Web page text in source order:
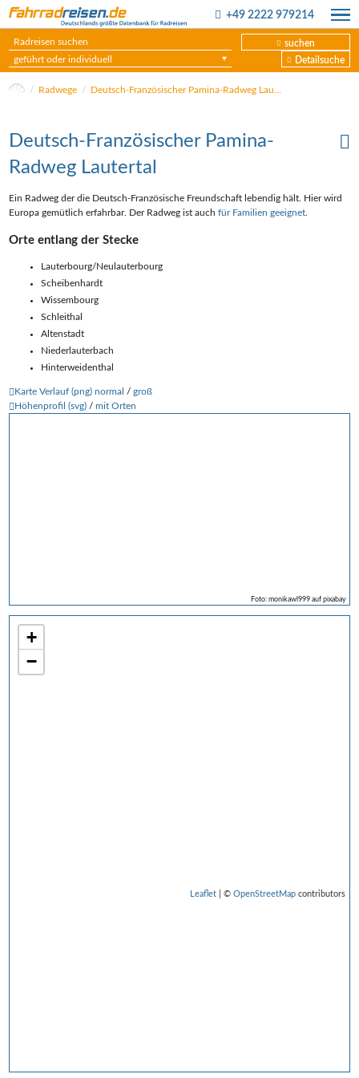
+49 2222 979214
suchen
geführt oder individuell
Detailsuche
Radwege Deutsch-Französischer Pamina-Radweg Lautertal
Foto: monikawl999 auf pixabay
+
−
Leaflet| © OpenStreetMapcontributors
Deutsch-Französischer Pamina-
Radweg Lautertal
Ein Radweg der die Deutsch-Französische Freundschaft lebendig hält. Hier wird
Europa gemütlich erfahrbar. Der Radweg ist auchfür Familien geeignet
Orte entlang der Stecke
Lauterbourg/Neulauterbourg
Scheibenhardt
Wissembourg
Schleithal
Altenstadt
Niederlauterbach
Hinterweidenthal
Karte Verlauf (png) normal /groß
Höhenprofil (svg) /mit Orten